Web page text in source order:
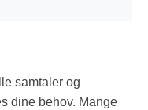
samtaler og
dine behov. Mange